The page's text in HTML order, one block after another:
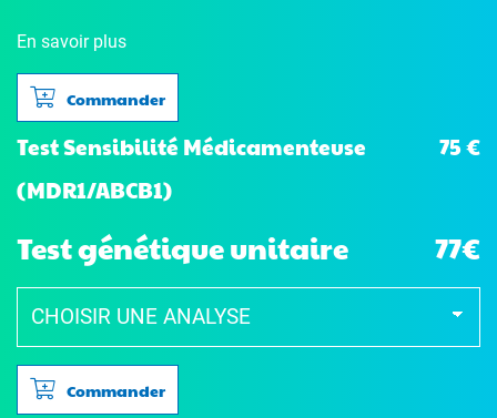
En savoir plus
Commander
Test Sensibilité Médicamenteuse
(MDR1/ABCB1)
75 €
Test génétique unitaire 77€
Commander